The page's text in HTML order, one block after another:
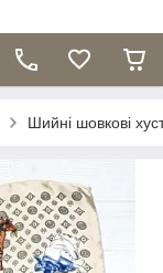
Шийні шовкові